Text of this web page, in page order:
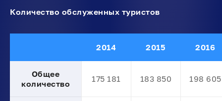
Количество обслуженных туристов
2014 2015 2016
Общее
количество
175 181 183 850 198 605